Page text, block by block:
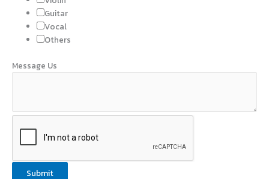
Guitar
Vocal
Others
Message Us
Submit